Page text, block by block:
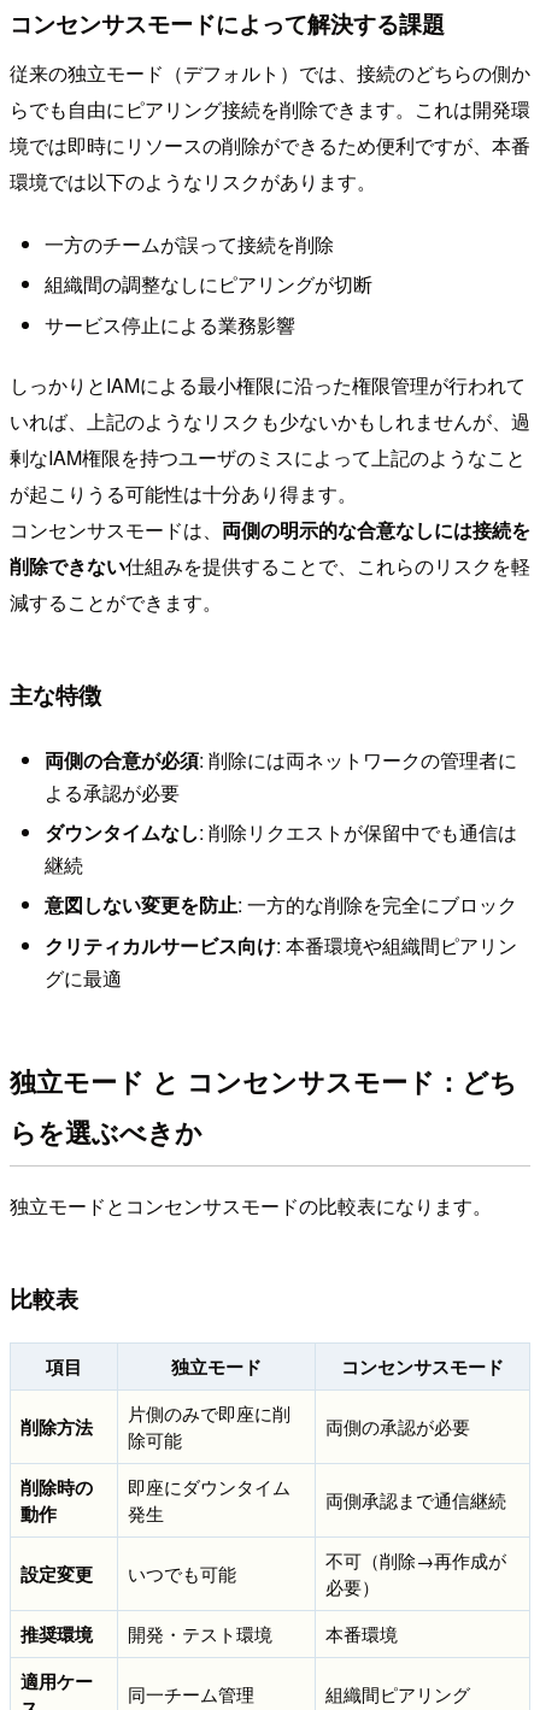
コンセンサスモードによって解決する課題
従来の独立モード（デフォルト）では、接続のどちらの側か
らでも自由にピアリング接続を削除できます。これは開発環
境では即時にリソースの削除ができるため便利ですが、本番
環境では以下のようなリスクがあります。
一方のチームが誤って接続を削除
組織間の調整なしにピアリングが切断
サービス停止による業務影響
しっかりとIAMによる最小権限に沿った権限管理が行われて
いれば、上記のようなリスクも少ないかもしれませんが、過
剰なIAM権限を持つユーザのミスによって上記のようなこと
が起こりうる可能性は十分あり得ます。
コンセンサスモードは、 両側の明示的な合意なしには接続を
削除できない仕組みを提供することで、これらのリスクを軽
減することができます。
主な特徴
両側の合意が必須: 削除には両ネットワークの管理者に
よる承認が必要
ダウンタイムなし: 削除リクエストが保留中でも通信は
継続
意図しない変更を防止: 一方的な削除を完全にブロック
クリティカルサービス向け: 本番環境や組織間ピアリン
グに最適
独立モード と コンセンサスモード：どち
らを選ぶべきか
独立モードとコンセンサスモードの比較表になります。
比較表
項目 独立モード コンセンサスモード
削除方法
片側のみで即座に削
除可能
両側の承認が必要
削除時の
動作
即座にダウンタイム
発生
両側承認まで通信継続
設定変更 いつでも可能
不可（削除→再作成が
必要）
推奨環境 開発・テスト環境 本番環境
適用ケー
同一チーム管理 組織間ピアリング